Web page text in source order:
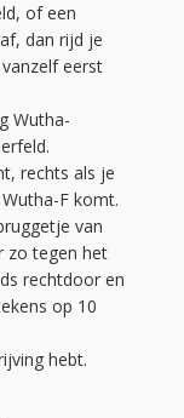
of een
dan rijd je
eerst
Wutha-
rechts als je
F komt.
van
zo tegen het
rechtdoor en
op 10
hebt.